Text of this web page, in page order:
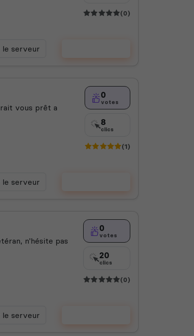
(0)
le serveur
vous prêt a
0
votes
8
clics
(1)
le serveur
n'hésite pas
0
votes
20
clics
(0)
le serveur